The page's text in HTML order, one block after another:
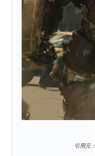
引用元：